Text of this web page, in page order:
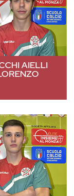
AIELLI